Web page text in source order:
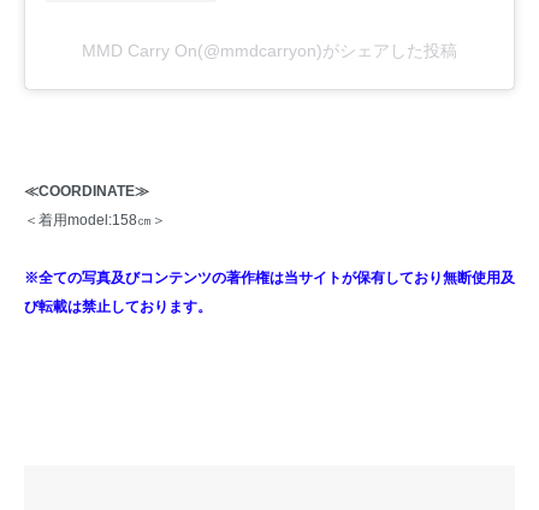
MMD Carry On(@mmdcarryon)がシェアした投稿
≪COORDINATE≫
＜着用model:158㎝＞
※全ての写真及びコンテンツの著作権は当サイトが保有しており無断使用及
び転載は禁止しております。